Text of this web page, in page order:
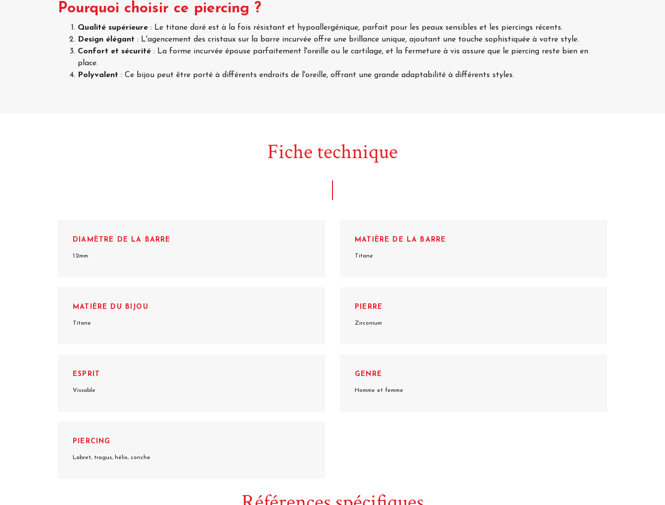
Pourquoi choisir ce piercing ?
Qualité supérieure : Le titane doré est à la fois résistant et hypoallergénique, parfait pour les peaux sensibles et les piercings récents.
Design élégant : L'agencement des cristaux sur la barre incurvée offre une brillance unique, ajoutant une touche sophistiquée à votre style.
Confort et sécurité : La forme incurvée épouse parfaitement l'oreille ou le cartilage, et la fermeture à vis assure que le piercing reste bien en
place.
Polyvalent : Ce bijou peut être porté à différents endroits de l'oreille, offrant une grande adaptabilité à différents styles.
Fiche technique
DIAMÈTRE DE LA BARRE
1.2mm
MATIÈRE DE LA BARRE
Titane
MATIÈRE DU BIJOU
Titane
PIERRE
Zirconium
ESPRIT
Vissable
GENRE
Homme et femme
PIERCING
Labret, tragus, hélix, conche